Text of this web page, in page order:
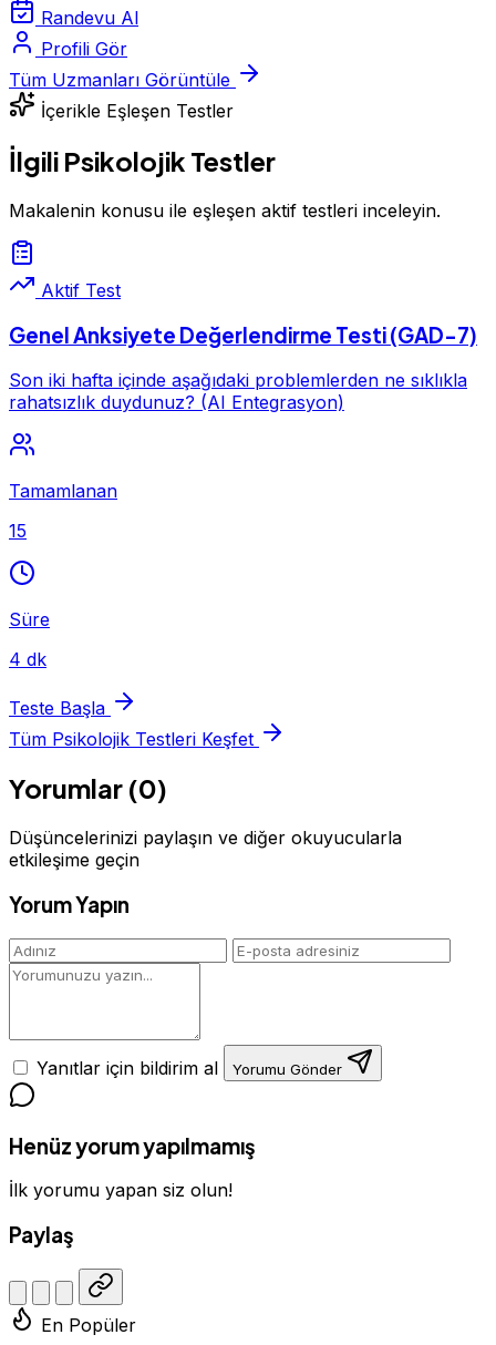
Randevu Al
Profili Gör
Tüm Uzmanları Görüntüle
İçerikle Eşleşen Testler
İlgili Psikolojik Testler
Makalenin konusu ile eşleşen aktif testleri inceleyin.
Aktif Test
Genel Anksiyete Değerlendirme Testi (GAD-7)
Son iki hafta içinde aşağıdaki problemlerden ne sıklıkla
rahatsızlık duydunuz? (AI Entegrasyon)
Tamamlanan
15
Süre
4 dk
Teste Başla
Tüm Psikolojik Testleri Keşfet
Yorumlar (0)
Düşüncelerinizi paylaşın ve diğer okuyucularla
etkileşime geçin
Yorum Yapın
Yanıtlar için bildirim al Yorumu Gönder
Henüz yorum yapılmamış
İlk yorumu yapan siz olun!
Paylaş
En Popüler